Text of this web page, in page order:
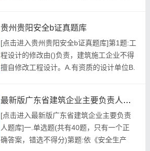
型和速度型，下列属于速度型分类方式的是
()。请关注上面的微.信.公.众.号：建题帮，
手机随时随地刷题学习更方便哟！问题:
《施工现场...
贵州贵阳安全b证真题库
[点击进入贵州贵阳安全b证真题库]第1题:工
程设计的修改由()负责，建筑施工企业不得
擅自修改工程设计。A.有资质的设计单位B.
题:《建筑施工安全检查标准》JGJ59－
2011标准文明文明施工检查表规定，现场
应设置()等宣传教育场所。A.宣传栏B.读...
最新版广东省建筑企业主要负责人题库
[点击进入最新版广东省建筑企业主要负责
人题库]一.单选题(共有40题，只有一个正
确答案，错选不得分)第题:依《安全生产